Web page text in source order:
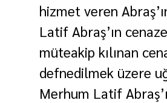
hizmet veren
Latif Abraş’ın
müteakip kılınan
defnedilmek üzere
Merhum Latif